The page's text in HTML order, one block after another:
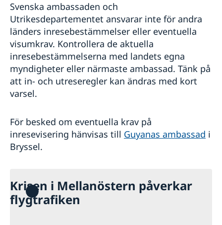
Svenska ambassaden och
Utrikesdepartementet ansvarar inte för andra
länders inresebestämmelser eller eventuella
visumkrav. Kontrollera de aktuella
inresebestämmelserna med landets egna
myndigheter eller närmaste ambassad. Tänk på
att in- och utreseregler kan ändras med kort
varsel.
För besked om eventuella krav på
inresevisering hänvisas till Guyanas ambassad i
Bryssel.
Krisen i Mellanöstern påverkar
flygtrafiken